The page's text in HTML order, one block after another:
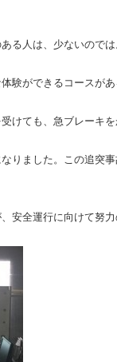
る人は、少ないので
験ができるコースが
けても、急ブレーキ
りました。この追突
安全運行に向けて努